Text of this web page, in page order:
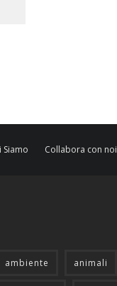
Siamo Collabora con noi
ambiente animali